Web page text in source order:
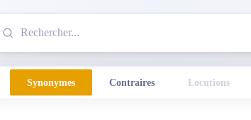
Synonymes Contraires Locutions